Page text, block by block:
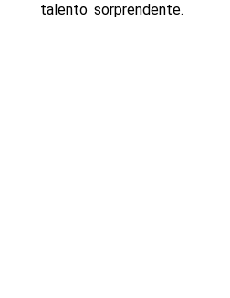
talento sorprendente.